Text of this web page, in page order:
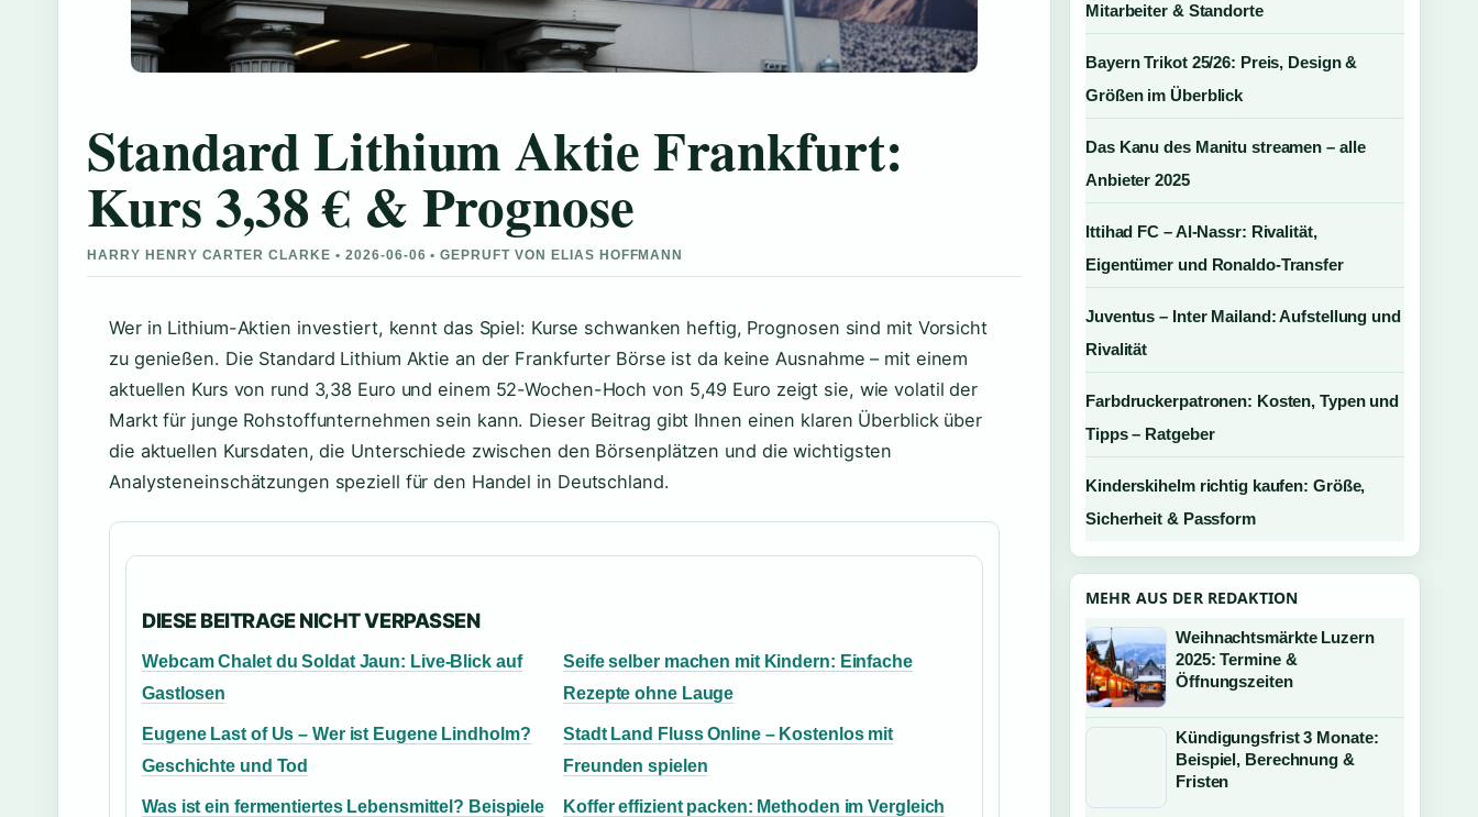
Standard Lithium Aktie Frankfurt:
Kurs 3,38 € & Prognose
HARRY HENRY CARTER CLARKE • 2026-06-06 • GEPRUFT VON ELIAS HOFFMANN
Wer in Lithium-Aktien investiert, kennt das Spiel: Kurse schwanken heftig, Prognosen sind mit Vorsicht
zu genießen. Die Standard Lithium Aktie an der Frankfurter Börse ist da keine Ausnahme – mit einem
aktuellen Kurs von rund 3,38 Euro und einem 52-Wochen-Hoch von 5,49 Euro zeigt sie, wie volatil der
Markt für junge Rohstoffunternehmen sein kann. Dieser Beitrag gibt Ihnen einen klaren Überblick über
die aktuellen Kursdaten, die Unterschiede zwischen den Börsenplätzen und die wichtigsten
Analysteneinschätzungen speziell für den Handel in Deutschland.
DIESE BEITRAGE NICHT VERPASSEN
Webcam Chalet du Soldat Jaun: Live-Blick auf
Gastlosen
Seife selber machen mit Kindern: Einfache
Rezepte ohne Lauge
Eugene Last of Us – Wer ist Eugene Lindholm?
Geschichte und Tod
Stadt Land Fluss Online – Kostenlos mit
Freunden spielen
Was ist ein fermentiertes Lebensmittel? Beispiele
Koffer effizient packen: Methoden im Vergleich
Mitarbeiter & Standorte
Bayern Trikot 25/26: Preis, Design &
Größen im Überblick
Das Kanu des Manitu streamen – alle
Anbieter 2025
Ittihad FC – Al-Nassr: Rivalität,
Eigentümer und Ronaldo-Transfer
Juventus – Inter Mailand: Aufstellung und
Rivalität
Farbdruckerpatronen: Kosten, Typen und
Tipps – Ratgeber
Kinderskihelm richtig kaufen: Größe,
Sicherheit & Passform
MEHR AUS DER REDAKTION
Weihnachtsmärkte Luzern
2025: Termine &
Öffnungszeiten
Kündigungsfrist 3 Monate:
Beispiel, Berechnung &
Fristen